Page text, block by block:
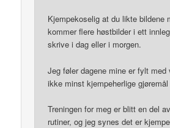
Kjempekoselig at du likte bildene
kommer flere høstbilder i ett
skrive i dag eller i morgen.
Jeg føler dagene mine er fylt med
ikke minst kjempeherlige gjøremål
Treningen for meg er blitt en del
rutiner, og jeg synes det er